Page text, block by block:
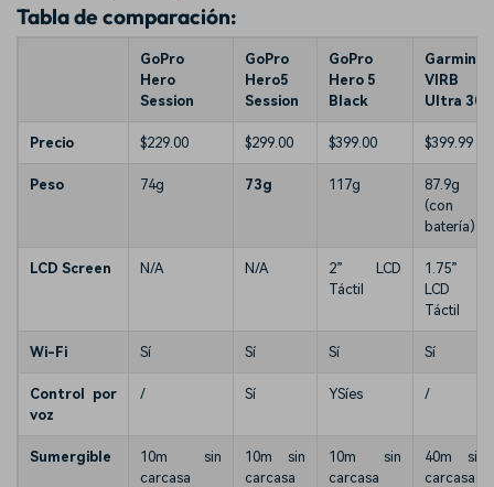
Tabla de comparación:
GoPro
Hero
Session
GoPro
Hero5
Session
GoPro
Hero 5
Black
Garmin
VIRB
Ultra 30
Precio $229.00 $299.00 $399.00 $399.99
Peso 74g 73g 117g
87.9g
(con
batería)
LCD Screen N/A N/A
2” LCD
Táctil
1.75”
LCD
Táctil
Wi-Fi Sí Sí Sí Sí
Control por
voz
/ Sí YSíes /
Sumergible
10m sin
carcasa
10m sin
carcasa
10m sin
carcasa
40m sin
carcasa